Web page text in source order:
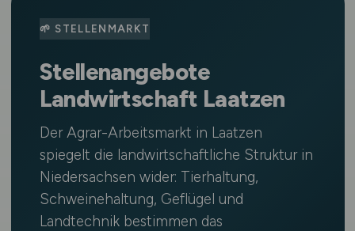
🌱 STELLENMARKT
Stellenangebote
Landwirtschaft Laatzen
Der Agrar-Arbeitsmarkt in Laatzen
spiegelt die landwirtschaftliche Struktur in
Niedersachsen wider: Tierhaltung,
Schweinehaltung, Geflügel und
Landtechnik bestimmen das